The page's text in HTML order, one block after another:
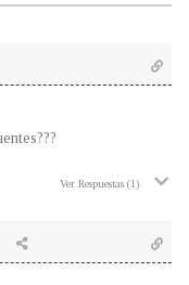
Ver Respuestas (1)